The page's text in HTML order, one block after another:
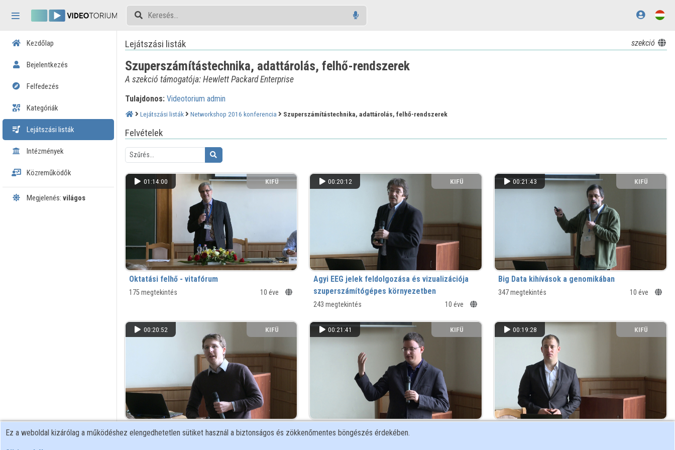
Tartalom kihagyása
Kezdőlap
Bejelentkezés
Felfedezés
Kategóriák
Lejátszási listák
Intézmények
Közreműködők
Megjelenés: világos
Lejátszási listák szekció
Szuperszámítástechnika, adattárolás, felhő-rendszerek
A szekció támogatója: Hewlett Packard Enterprise
Tulajdonos: Videotorium admin
Lejátszási listák Networkshop 2016 konferencia Szuperszámítástechnika, adattárolás, felhő-rendszerek
Felvételek
01:14:00 KIFÜ
Oktatási felhő - vitafórum
175 megtekintés 10 éve
00:20:12 KIFÜ
Agyi EEG jelek feldolgozása és vizualizációja
szuperszámítógépes környezetben
243 megtekintés 10 éve
00:21:43 KIFÜ
Big Data kihívások a genomikában
347 megtekintés 10 éve
00:20:52 KIFÜ
Többrétegű tárolásvezérlés audiovizuális
tartalmak streameléséhez
00:21:41 KIFÜ
Szuper Szoftverek Szuperszámítógépekre
00:19:28 KIFÜ
Ez a weboldal kizárólag a működéshez elengedhetetlen sütiket használ a biztonságos és zökkenőmentes böngészés érdekében.